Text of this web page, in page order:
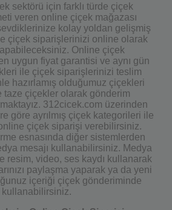
sektörü için farklı türde çiçek
veren online çiçek mağazası
kolay yoldan gelişmiş
çiçek siparişlerinizi online olarak
Online çiçek
uygun fiyat garantisi ve aynı gün
ile çiçek siparişlerinizi teslim
hazırlamış olduğumuz çiçekleri
taze çiçekler olarak gönderim
312cicek.com üzerinden
göre ayrılmış çiçek kategorileri ile
online çiçek siparişi verebilirsiniz.
esnasında diğer sistemlerden
mesajı kullanabilirsiniz. Medya
resim, video, ses kaydı kullanarak
paylaşma yaparak ya da yeni
içeriği çiçek gönderiminde
kullanabilirsiniz.